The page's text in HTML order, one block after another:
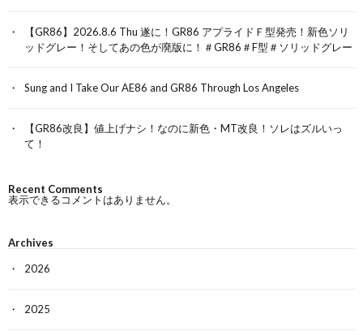
【GR86】2026.8.6 Thu 遂に！GR86 アプライドＦ型発売！新色ソリ
ッドグレー！そしてあの色が廃版に！＃GR86＃F型＃ソリッドグレー
Sung and I Take Our AE86 and GR86 Through Los Angeles
【GR86改良】値上げナシ！なのに新色・MT改良！ソレはズルいっ
て！
Recent Comments
表示できるコメントはありません。
Archives
2026
2025